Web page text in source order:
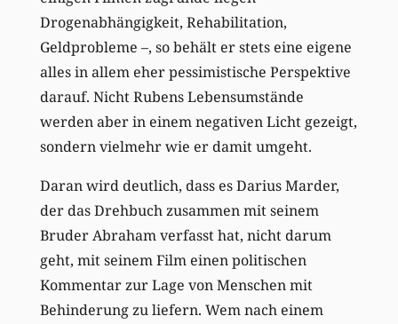
Drogenabhängigkeit, Rehabilitation,
Geldprobleme –, so behält er stets eine eigene
alles in allem eher pessimistische Perspektive
darauf. Nicht Rubens Lebensumstände
werden aber in einem negativen Licht gezeigt,
sondern vielmehr wie er damit umgeht.
Daran wird deutlich, dass es Darius Marder,
der das Drehbuch zusammen mit seinem
Bruder Abraham verfasst hat, nicht darum
geht, mit seinem Film einen politischen
Kommentar zur Lage von Menschen mit
Behinderung zu liefern. Wem nach einem